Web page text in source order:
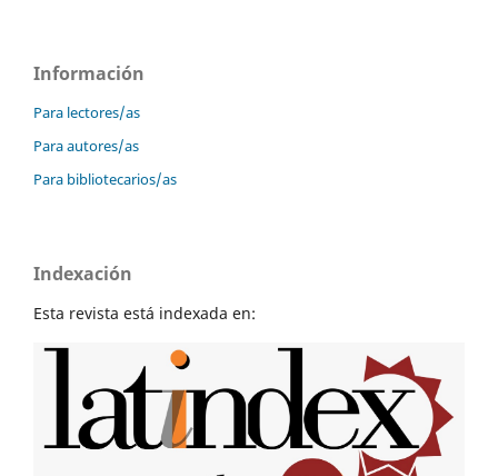
Información
Para lectores/as
Para autores/as
Para bibliotecarios/as
Indexación
Esta revista está indexada en: